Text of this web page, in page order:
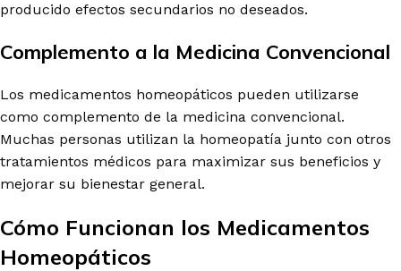
producido efectos secundarios no deseados.
Complemento a la Medicina Convencional
Los medicamentos homeopáticos pueden utilizarse
como complemento de la medicina convencional.
Muchas personas utilizan la homeopatía junto con otros
tratamientos médicos para maximizar sus beneficios y
mejorar su bienestar general.
Cómo Funcionan los Medicamentos
Homeopáticos